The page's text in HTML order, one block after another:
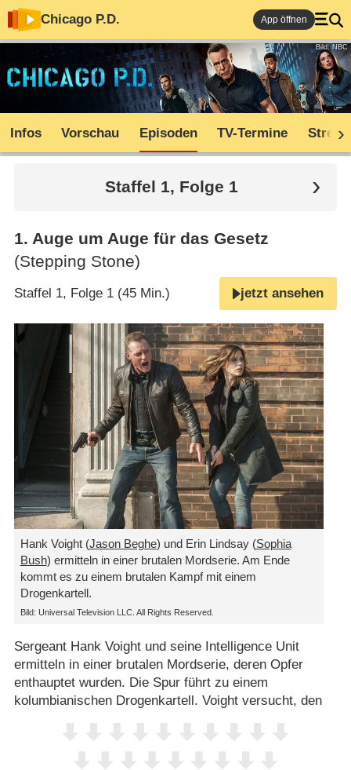
Chicago P.D. App öffnen
Bild: NBC
Infos Vorschau Episoden TV-Termine
Staffel 1, Folge 1
1. Auge um Auge für das Gesetz
(Stepping Stone)
Staffel 1, Folge 1 (45 Min.) jetzt ansehen
Hank Voight (Jason Beghe) und Erin Lindsay (Sophia
Bush) ermitteln in einer brutalen Mordserie. Am Ende
kommt es zu einem brutalen Kampf mit einem
Drogenkartell.
Bild: Universal Television LLC. All Rights Reserved.
Sergeant Hank Voight und seine Intelligence Unit
ermitteln in einer brutalen Mordserie, deren Opfer
enthauptet wurden. Die Spur führt zu einem
kolumbianischen Drogenkartell. Voight versucht, den